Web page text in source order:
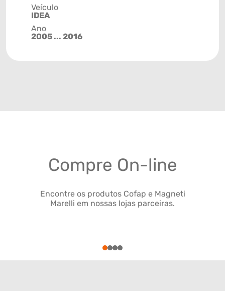
Veículo
IDEA
Ano
2005 ... 2016
Compre On-line
Encontre os produtos Cofap e Magneti
Marelli em nossas lojas parceiras.
1234